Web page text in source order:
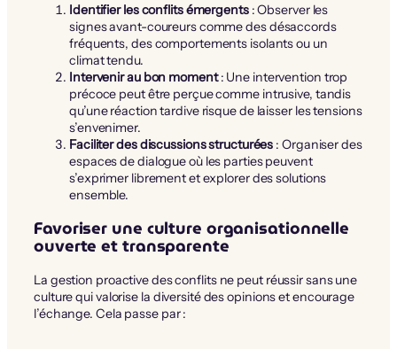
Identifier les conflits émergents: Observer les
signes avant-coureurs comme des désaccords
fréquents, des comportements isolants ou un
climat tendu.
Intervenir au bon moment: Une intervention trop
précoce peut être perçue comme intrusive, tandis
qu’une réaction tardive risque de laisser les tensions
s’envenimer.
Faciliter des discussions structurées : Organiser des
espaces de dialogue où les parties peuvent
s’exprimer librement et explorer des solutions
ensemble.
Favoriser une culture organisationnelle
ouverte et transparente
La gestion proactive des conflits ne peut réussir sans une
culture qui valorise la diversité des opinions et encourage
l’échange. Cela passe par :